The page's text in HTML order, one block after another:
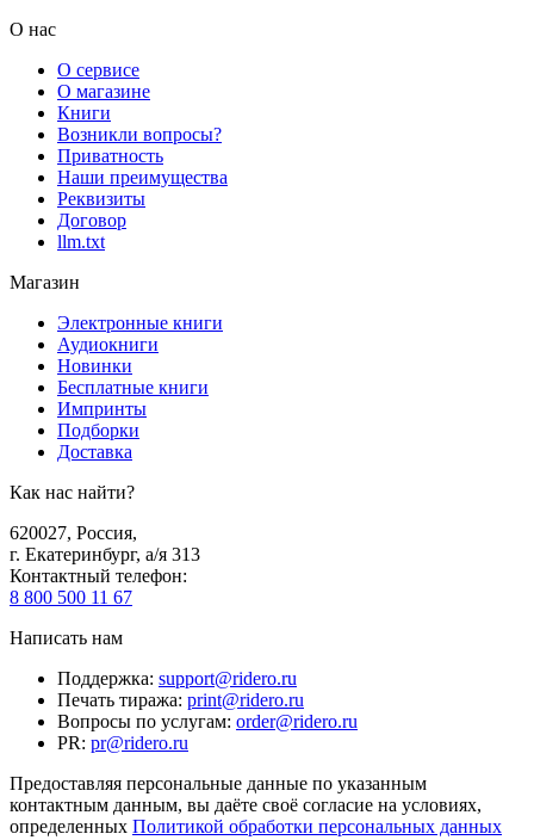
О нас
О сервисе
О магазине
Книги
Возникли вопросы?
Приватность
Наши преимущества
Реквизиты
Договор
llm.txt
Магазин
Электронные книги
Аудиокниги
Новинки
Бесплатные книги
Импринты
Подборки
Доставка
Как нас найти?
620027, Россия,
г. Екатеринбург, а/я 313
Контактный телефон:
8 800 500 11 67
Написать нам
Поддержка: support@ridero.ru
Печать тиража: print@ridero.ru
Вопросы по услугам: order@ridero.ru
PR: pr@ridero.ru
Предоставляя персональные данные по указанным
контактным данным, вы даёте своё согласие на условиях,
определенных Политикой обработки персональных данных